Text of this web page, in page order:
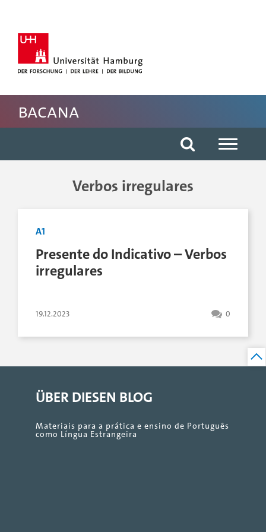
Fussbereich der Seite anspringen
BACANA
Verbos irregulares
A1
Presente do Indicativo – Verbos
irregulares
19.12.2023 0
ÜBER DIESEN BLOG
Materiais para a prática e ensino de Português
como Língua Estrangeira